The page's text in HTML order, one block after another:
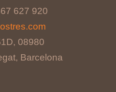
627 920
08980
Barcelona